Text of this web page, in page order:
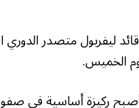
ليفربول متصدر الدوري
الخميس.